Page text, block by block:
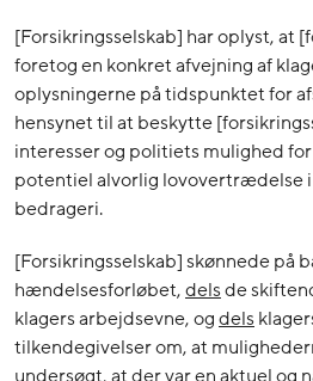
[Forsikringsselskab] har oplyst, at
foretog en konkret afvejning af
oplysningerne på tidspunktet for
hensynet til at beskytte
interesser og politiets mulighed
potentiel alvorlig lovovertrædelse i
bedrageri.
[Forsikringsselskab] skønnede på
hændelsesforløbet,delsde
klagers arbejdsevne, ogdels
tilkendegivelser om, at